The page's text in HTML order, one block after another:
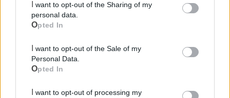
personal data.
Opted In
Personal Data.
Opted In
Cia Agricoltori Italiani | Puglia - Area Due
Mari
Due Mari